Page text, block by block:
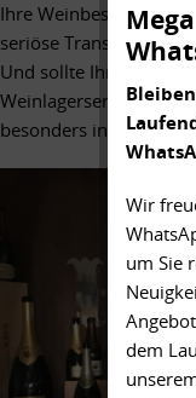
Ihre Weinbestände an
seriöse Transaktionen
Und sollte Ihr
Weinlagerservice in
besonders
Wir
um Sie
dem